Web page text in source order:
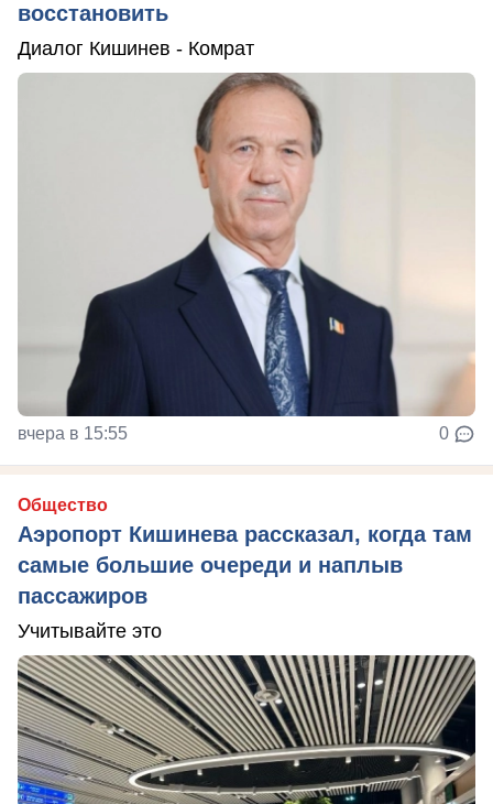
восстановить
Диалог Кишинев - Комрат
вчера в 15:55 0
Общество
Аэропорт Кишинева рассказал, когда там
самые большие очереди и наплыв
пассажиров
Учитывайте это